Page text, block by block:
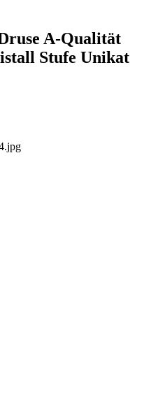
A-Qualität
Stufe Unikat